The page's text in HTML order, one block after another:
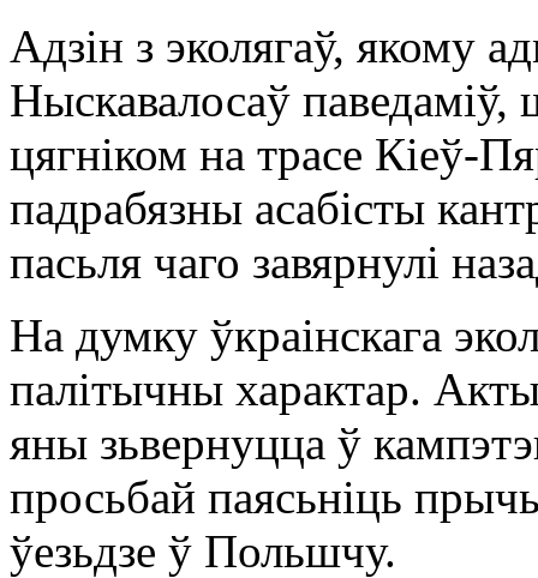
Адзін з эколягаў, якому
Ныскавалосаў паведаміў,
цягніком на трасе Кіеў-
падрабязны асабісты
пасьля чаго завярнулі
На думку ўкраінскага
палітычны характар.
яны зьвернуцца ў
просьбай паясьніць
ўезьдзе ў Польшчу.